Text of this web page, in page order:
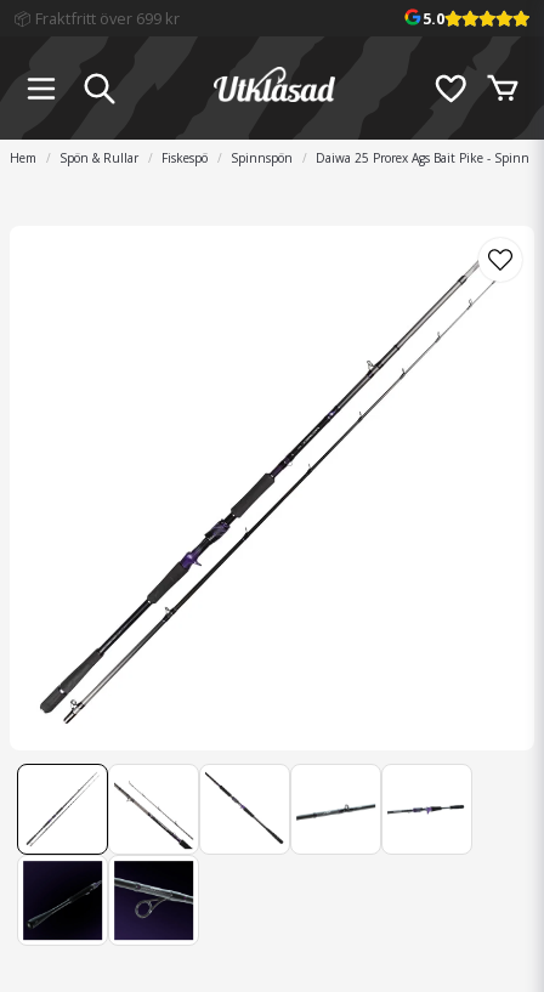
📦 Fraktfritt över 699 kr 5.0
Hem Spön & Rullar Fiskespö Spinnspön Daiwa 25 Prorex Ags Bait Pike - Spinn